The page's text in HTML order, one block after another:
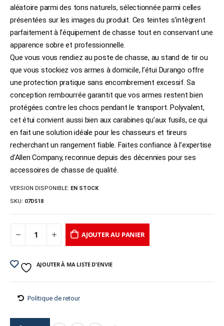
aléatoire parmi des tons naturels, sélectionnée parmi celles
présentées sur les images du produit. Ces teintes s’intègrent
parfaitement à l’équipement de chasse tout en conservant une
apparence sobre et professionnelle.
Que vous vous rendiez au poste de chasse, au stand de tir ou
que vous stockiez vos armes à domicile, l’étui Durango offre
une protection pratique sans encombrement excessif. Sa
conception rembourrée garantit que vos armes restent bien
protégées contre les chocs pendant le transport. Polyvalent,
cet étui convient aussi bien aux carabines qu’aux fusils, ce qui
en fait une solution idéale pour les chasseurs et tireurs
recherchant un rangement fiable. Faites confiance à l’expertise
d’Allen Company, reconnue depuis des décennies pour ses
accessoires de chasse de qualité.
VERSION DISPONIBLE: EN STOCK
SKU: 07D518
AJOUTER AU PANIER
AJOUTER À MA LISTE D'ENVIE
Politique de retour